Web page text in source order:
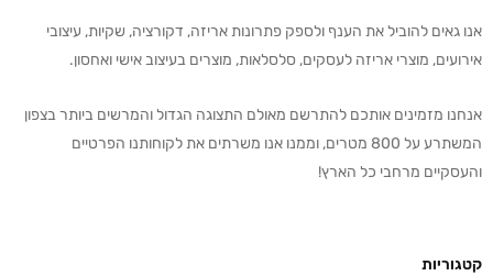
אנו גאים להוביל את הענף ולספק פתרונות אריזה, דקורציה, שקיות, עיצובי
אירועים, מוצרי אריזה לעסקים, סלסלאות, מוצרים בעיצוב אישי ואחסון.
אנחנו מזמינים אותכם להתרשם מאולם התצוגה הגדול והמרשים ביותר בצפון
המשתרע על 800 מטרים, וממנו אנו משרתים את לקוחותנו הפרטיים
והעסקיים מרחבי כל הארץ!
קטגוריות